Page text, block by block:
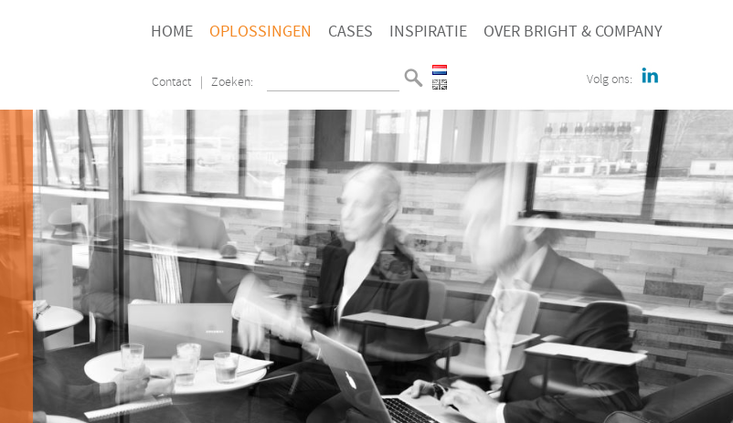
HOME OPLOSSINGEN CASES INSPIRATIE OVER BRIGHT & COMPANY
Contact | Zoeken: Volg ons: